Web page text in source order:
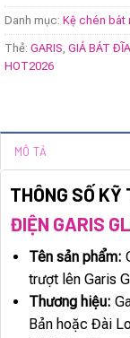
Danh mục: Kệ chén bát
Thẻ: GARIS GIÁ BÁT
HOT2026
MÔ TẢ
THÔNG SỐ KỸ
ĐIỆN GARIS
Tên sản phẩm:
trượt lên Garis
Thương hiệu:
Bản hoặc Đài